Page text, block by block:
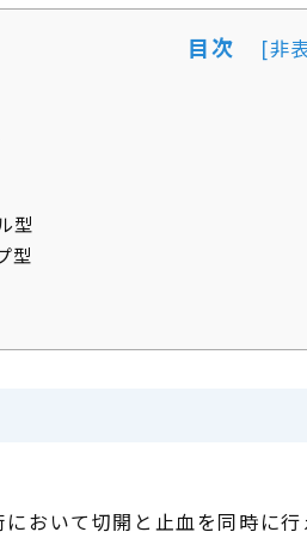
目次 [非
型
型
おいて切開と止血を同時に